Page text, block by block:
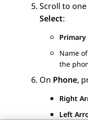
Scroll to
Select:
Name
the
On Phone,
Right
Left